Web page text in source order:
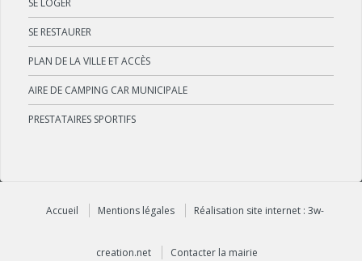
SE RESTAURER
PLAN DE LA VILLE ET ACCÈS
AIRE DE CAMPING CAR MUNICIPALE
PRESTATAIRES SPORTIFS
Accueil Mentions légales Réalisation site internet : 3w-
creation.net Contacter la mairie